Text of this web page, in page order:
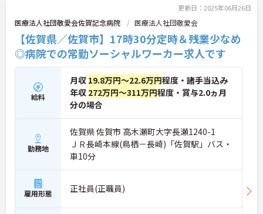
更新日：2025年06月26日
医療法人社団敬愛会佐賀記念病院 医療法人社団敬愛会
【佐賀県／佐賀市】17時30分定時＆残業少なめ
◎病院での常勤ソーシャルワーカー求人です
給料
月収 19.8万円～22.6万円程度・諸手当込み
年収 272万円～311万円程度・賞与2.0ヵ月
分の場合
勤務地
佐賀県 佐賀市 高木瀬町大字長瀬1240-1
ＪＲ長崎本線(鳥栖－長崎)「佐賀駅」バス・
車10分
雇用形態 正社員(正職員)